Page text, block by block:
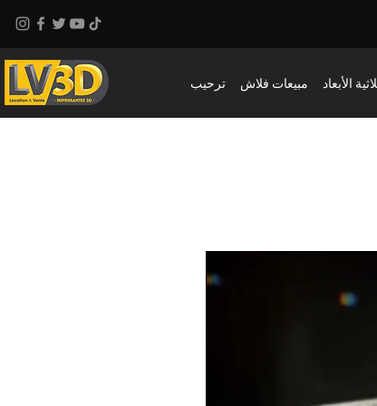
ترحيب مبيعات فلاش الأبعاد